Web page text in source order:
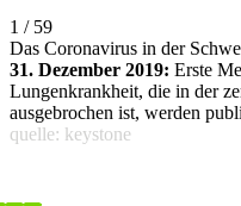
1 / 59
Das Coronavirus in der
31. Dezember 2019: Erste
Lungenkrankheit, die in der
ausgebrochen ist, werden
quelle: keystone